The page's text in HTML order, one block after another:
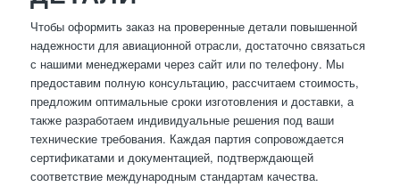
Чтобы оформить заказ на проверенные детали повышенной
надежности для авиационной отрасли, достаточно связаться
с нашими менеджерами через сайт или по телефону. Мы
предоставим полную консультацию, рассчитаем стоимость,
предложим оптимальные сроки изготовления и доставки, а
также разработаем индивидуальные решения под ваши
технические требования. Каждая партия сопровождается
сертификатами и документацией, подтверждающей
соответствие международным стандартам качества.